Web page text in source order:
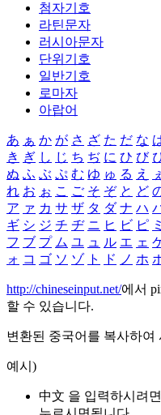
첨자기호
라틴문자
러시아문자
단위기호
일반기호
로마자
아랍어
あ ぁ か が さ ざ た だ な
き ぎ し じ ち ぢ に ひ び
ぬ ふ ぶ ぷ む ゆ ゅ る え ぇ
れ お ぉ こ ご そ ぞ と ど
ア ァ カ サ ザ タ ダ ナ ハ
ギ シ ジ チ ヂ ニ ヒ ビ ピ ミ
フ ブ プ ム ユ ュ ル エ ェ
ォ コ ゴ ソ ゾ ト ド ノ ホ
http://chineseinput.net/에서
할 수 있습니다.
변환된 중국어를 복사하여
예시)
中文 을 입력하시려면